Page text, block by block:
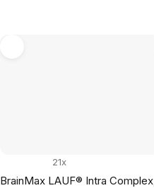
BrainMax LAUF® Intra Complex,
21x